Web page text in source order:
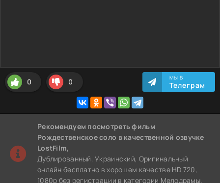
0 0 МЫ В
Телеграм
Рекомендуем посмотреть фильм
Рождественское соло в качественной озвучке
LostFilm,
Дублированный, Украинский, Оригинальный
онлайн бесплатно в хорошем качестве HD 720,
1080p без регистрации в категории Мелодрамы.